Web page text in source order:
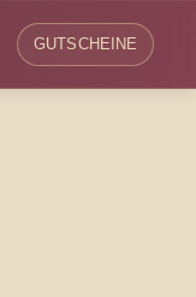
GUTSCHEINE